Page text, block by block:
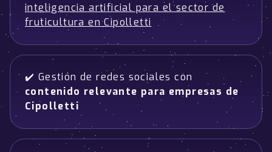
inteligencia artificial para el sector de
fruticultura en Cipolletti
✔️ Gestión de redes sociales con
contenido relevante para empresas de
Cipolletti